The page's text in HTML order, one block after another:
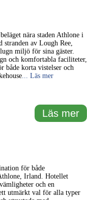
nära staden Athlone i
av Lough Ree,
miljö för sina gäster.
och komfortabla faciliteter,
både korta vistelser och
... Läs mer
Läs mer
för både
Irland. Hotellet
och en
utmärkt val för alla typer